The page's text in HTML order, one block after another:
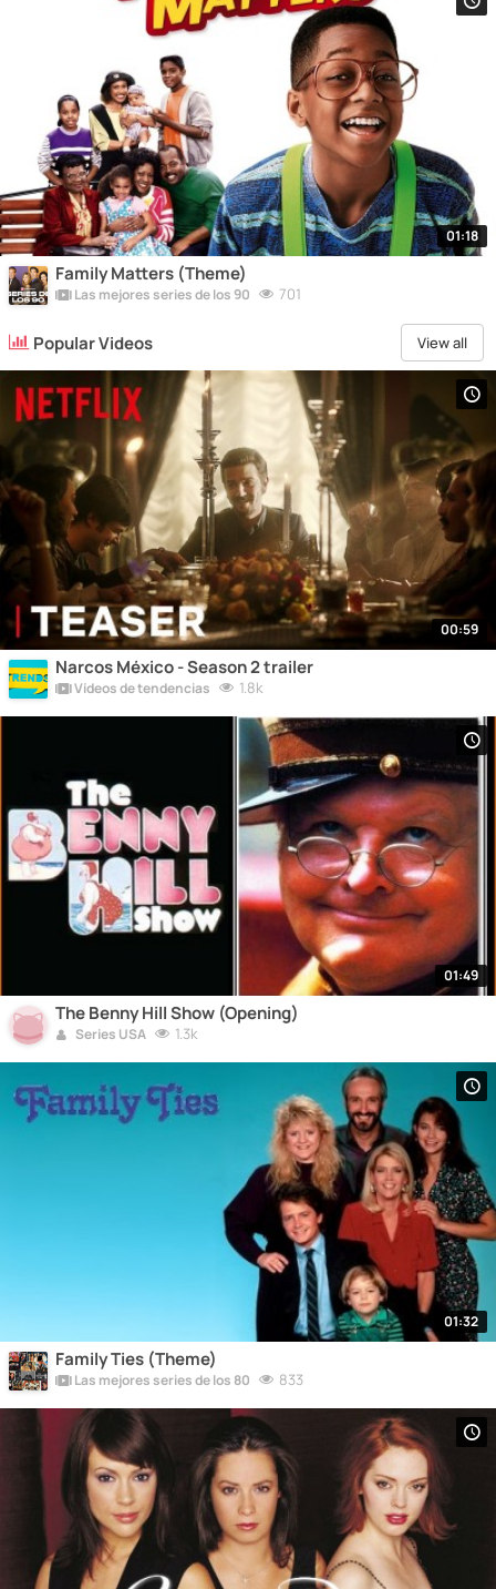
01:18
Family Matters (Theme)
Las mejores series de los 90 701
Popular Videos View all
00:59
Narcos México - Season 2 trailer
Vídeos de tendencias 1.8k
01:49
The Benny Hill Show (Opening)
Series USA 1.3k
01:32
Family Ties (Theme)
Las mejores series de los 80 833